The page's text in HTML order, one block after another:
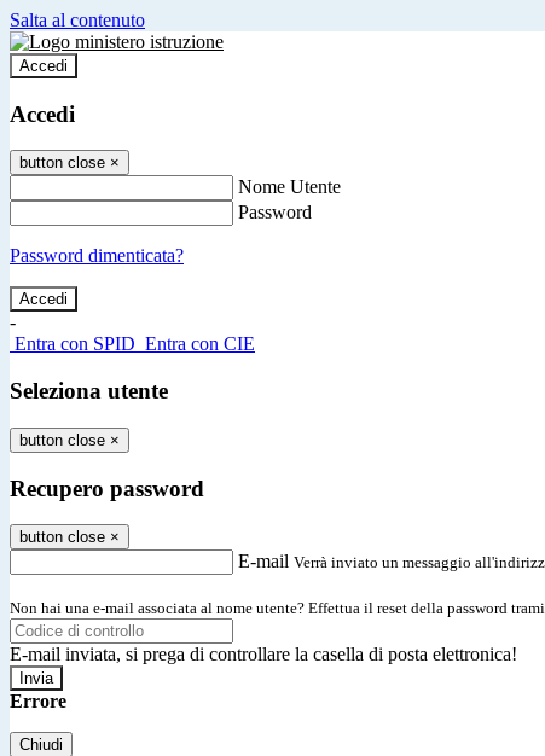
Salta al contenuto
Accedi
Accedi
button close ×
Nome Utente
Password
Password dimenticata?
-
Entra con SPID Entra con CIE
Seleziona utente
button close ×
Recupero password
button close ×
E-mail Verrà inviato un messaggio
Non hai una e-mail associata al nome utente? Effettua il reset della password
E-mail inviata, si prega di controllare la casella di posta elettronica!
Errore
Chiudi